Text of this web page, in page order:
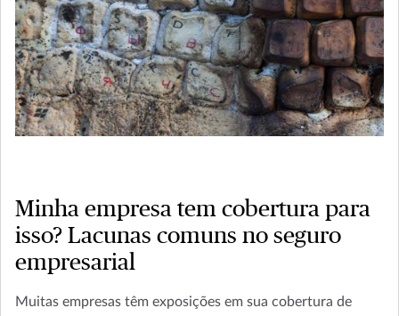
Minha empresa tem cobertura para
isso? Lacunas comuns no seguro
empresarial
Muitas empresas têm exposições em sua cobertura de